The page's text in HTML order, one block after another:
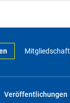
Mitgliedschaft
Veröffentlichungen